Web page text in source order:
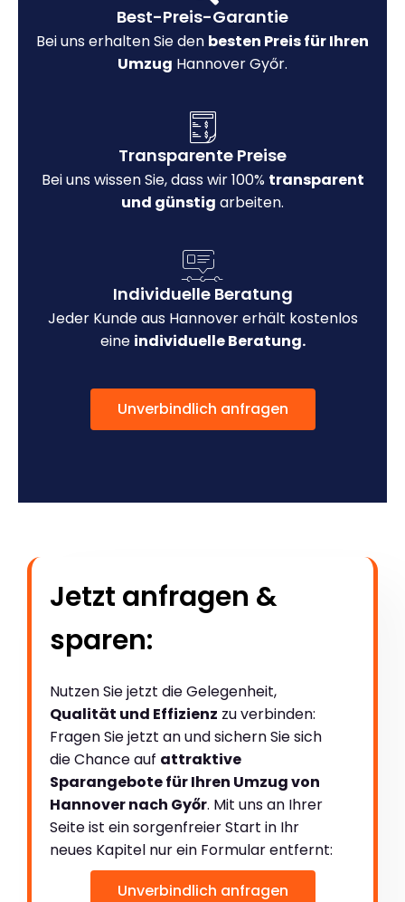
Best-Preis-Garantie
Bei uns erhalten Sie den besten Preis für Ihren
Umzug Hannover Győr.
Transparente Preise
Bei uns wissen Sie, dass wir 100% transparent
und günstig arbeiten.
Individuelle Beratung
Jeder Kunde aus Hannover erhält kostenlos
eine individuelle Beratung.
Unverbindlich anfragen
Jetzt anfragen &
sparen:
Nutzen Sie jetzt die Gelegenheit,
Qualität und Effizienz zu verbinden:
Fragen Sie jetzt an und sichern Sie sich
die Chance auf attraktive
Sparangebote für Ihren Umzug von
Hannover nach Győr. Mit uns an Ihrer
Seite ist ein sorgenfreier Start in Ihr
neues Kapitel nur ein Formular entfernt:
Unverbindlich anfragen